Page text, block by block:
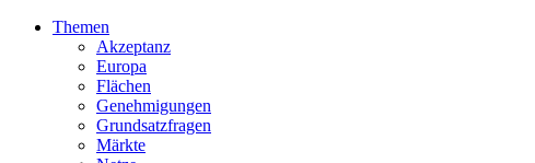
Themen
Akzeptanz
Europa
Flächen
Genehmigungen
Grundsatzfragen
Märkte